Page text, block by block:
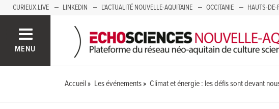
CURIEUX.LIVE LINKEDIN L'ACTUALITÉ NOUVELLE-AQUITAINE OCCITANIE HAUTS-DE-
MENU
Accueil Les événements Climat et énergie : les défis sont devant